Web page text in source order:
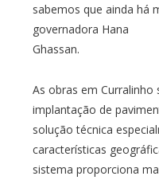
sabemos que ainda há
governadora Hana
Ghassan.
As obras em
implantação de
solução técnica
características
sistema proporciona